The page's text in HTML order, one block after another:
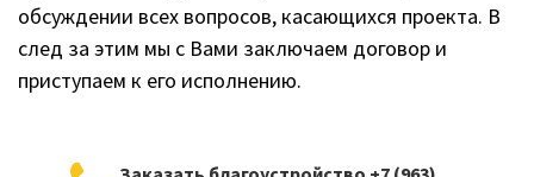
обсуждении всех вопросов, касающихся проекта. В
след за этим мы с Вами заключаем договор и
приступаем к его исполнению.